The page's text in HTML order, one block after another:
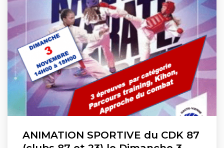
ANIMATION SPORTIVE du CDK 87